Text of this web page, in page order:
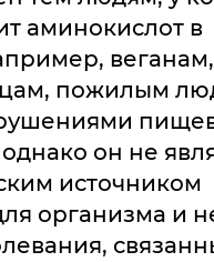
аминокислот в
веганам,
пожилым
он не
источником
организма и